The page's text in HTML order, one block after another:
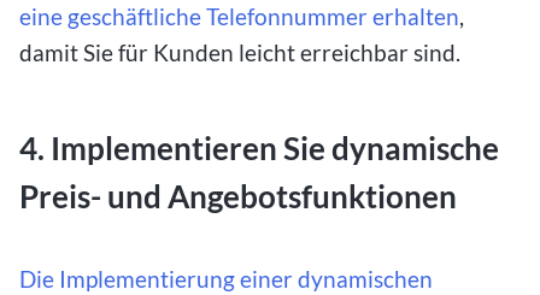
eine geschäftliche Telefonnummer erhalten,
damit Sie für Kunden leicht erreichbar sind.
4. Implementieren Sie dynamische
Preis- und Angebotsfunktionen
Die Implementierung einer dynamischen